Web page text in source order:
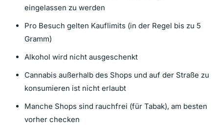
eingelassen zu werden
Pro Besuch gelten Kauflimits (in der Regel bis zu 5
Gramm)
Alkohol wird nicht ausgeschenkt
Cannabis außerhalb des Shops und auf der Straße zu
konsumieren ist nicht erlaubt
Manche Shops sind rauchfrei (für Tabak), am besten
vorher checken